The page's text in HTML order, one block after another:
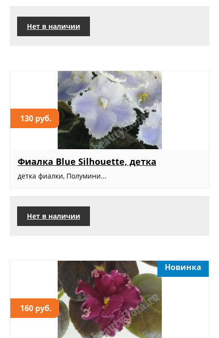
Нет в наличии
130 руб.
Фиалка Blue Silhouette, детка
детка фиалки, Полумини...
Нет в наличии
160 руб.
Новинка